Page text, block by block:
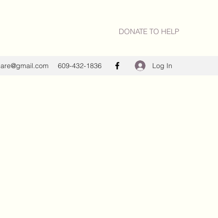
DONATE TO HELP
609-432-1836 Log In